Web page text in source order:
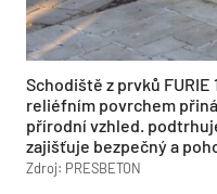
Schodiště z prvků
reliéfním povrchem
přírodní vzhled.
zajišťuje bezpečný a
Zdroj: PRESBETON